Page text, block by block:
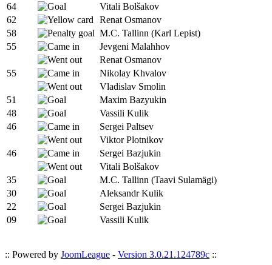
64
Vitali Bolšakov
62
Renat Osmanov
58
M.C. Tallinn (Karl Lepist)
55
Jevgeni Malahhov
Renat Osmanov
55
Nikolay Khvalov
Vladislav Smolin
51
Maxim Bazyukin
48
Vassili Kulik
46
Sergei Paltsev
Viktor Plotnikov
46
Sergei Bazjukin
Vitali Bolšakov
35
M.C. Tallinn (Taavi Sulamägi)
30
Aleksandr Kulik
22
Sergei Bazjukin
09
Vassili Kulik
:: Powered by JoomLeague - Version 3.0.21.124789c ::